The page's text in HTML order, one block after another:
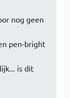
nog geen
pen-bright
is dit